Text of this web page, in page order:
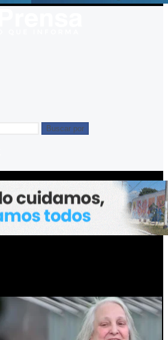
Buscar por